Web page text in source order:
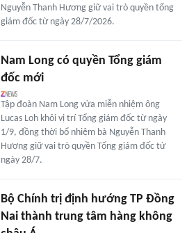
Nguyễn Thanh Hương giữ vai trò quyền tổng
giám đốc từ ngày 28/7/2026.
Nam Long có quyền Tổng giám
đốc mới
Tập đoàn Nam Long vừa miễn nhiệm ông
Lucas Loh khỏi vị trí Tổng giám đốc từ ngày
1/9, đồng thời bổ nhiệm bà Nguyễn Thanh
Hương giữ vai trò quyền Tổng giám đốc từ
ngày 28/7.
Bộ Chính trị định hướng TP Đồng
Nai thành trung tâm hàng không